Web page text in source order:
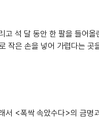
석 달 동안 한 팔을 들어
작은 손을 넣어 가렵다는 곳
서 <폭싹 속았수다>의 금명